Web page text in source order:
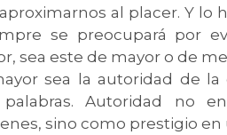
al placer. Y lo
se preocupará por
sea este de mayor o de
sea la autoridad de
Autoridad no
sino como prestigio